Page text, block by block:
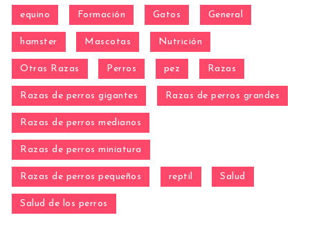
equino Formación Gatos General
hamster Mascotas Nutrición
Otras Razas Perros pez Razas
Razas de perros gigantes Razas de perros grandes
Razas de perros medianos
Razas de perros miniatura
Razas de perros pequeños reptil Salud
Salud de los perros